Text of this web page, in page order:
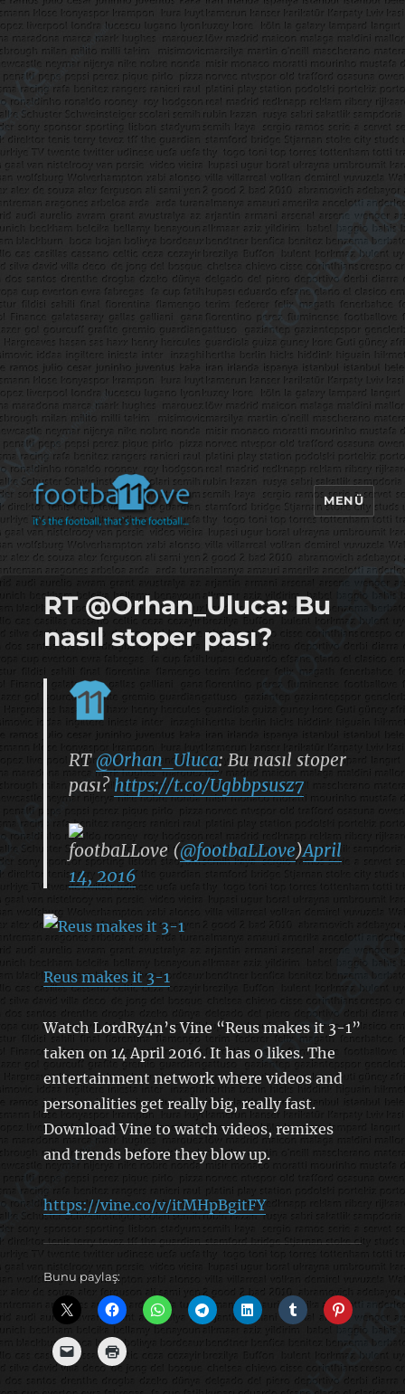
footbaLLove
MENÜ
RT @Orhan_Uluca: Bu
nasıl stoper pası?
RT @Orhan_Uluca: Bu nasıl stoper
pası? https://t.co/Ugbbpsusz7
footbaLLove (@footbaLLove)April
14, 2016
Reus makes it 3-1
Watch LordRy4n’s Vine “Reus makes it 3-1”
taken on 14 April 2016. It has 0 likes. The
entertainment network where videos and
personalities get really big, really fast.
Download Vine to watch videos, remixes
and trends before they blow up.
https://vine.co/v/itMHpBgitFY
Bunu paylaş: